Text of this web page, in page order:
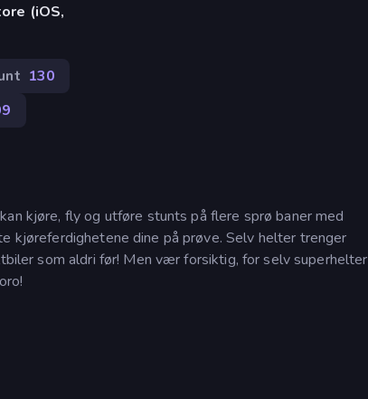
(iOS,
130
kjøre, fly og utføre stunts på flere sprø baner med
kjøreferdighetene dine på prøve. Selv helter trenger
som aldri før! Men vær forsiktig, for selv superhelter